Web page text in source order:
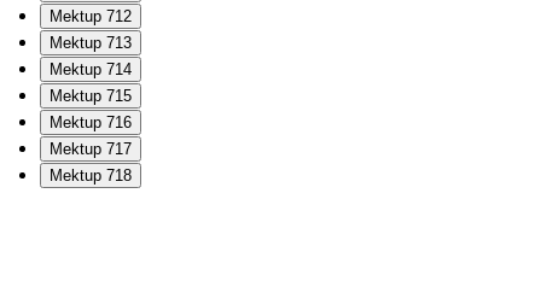
Mektup 712
Mektup 713
Mektup 714
Mektup 715
Mektup 716
Mektup 717
Mektup 718